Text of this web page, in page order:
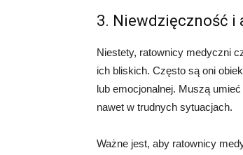
3. Niewdzięczność i
Niestety, ratownicy medyczni
ich bliskich. Często są oni
lub emocjonalnej. Muszą
nawet w trudnych sytuacjach.
Ważne jest, aby ratownicy